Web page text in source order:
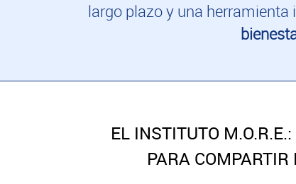
largo plazo y una
EL INSTITUTO
PARA